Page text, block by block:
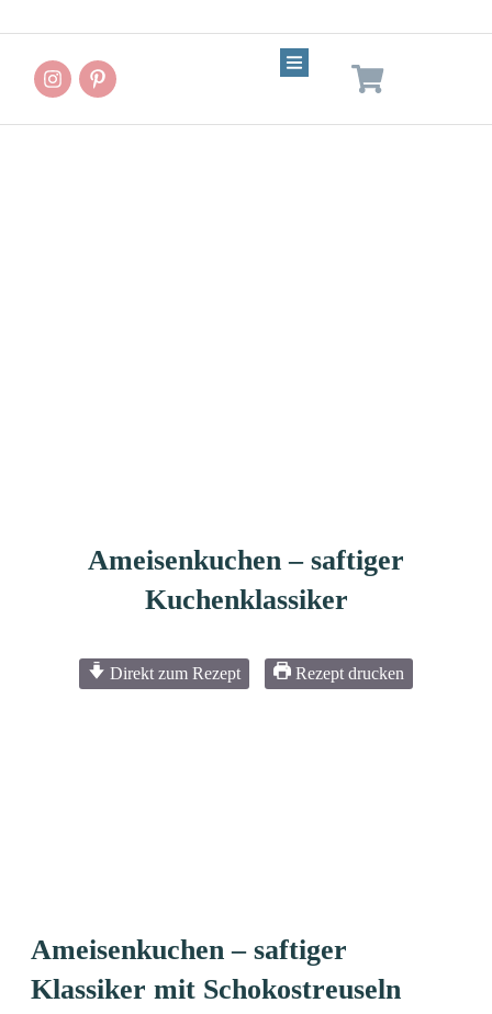
Ameisenkuchen – saftiger
Kuchenklassiker
Direkt zum Rezept Rezept drucken
Ameisenkuchen – saftiger
Klassiker mit Schokostreuseln